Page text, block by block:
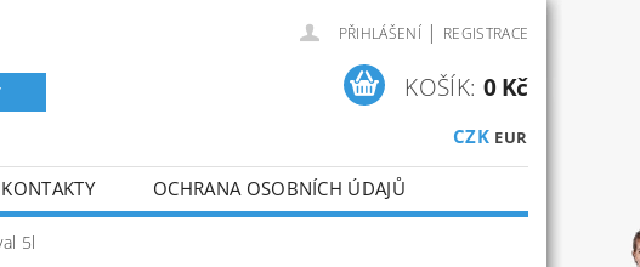
PŘIHLÁŠENÍ | REGISTRACE
CZK EUR
KOŠÍK: 0 Kč
KONTAKTY OCHRANA OSOBNÍCH ÚDAJŮ
5l